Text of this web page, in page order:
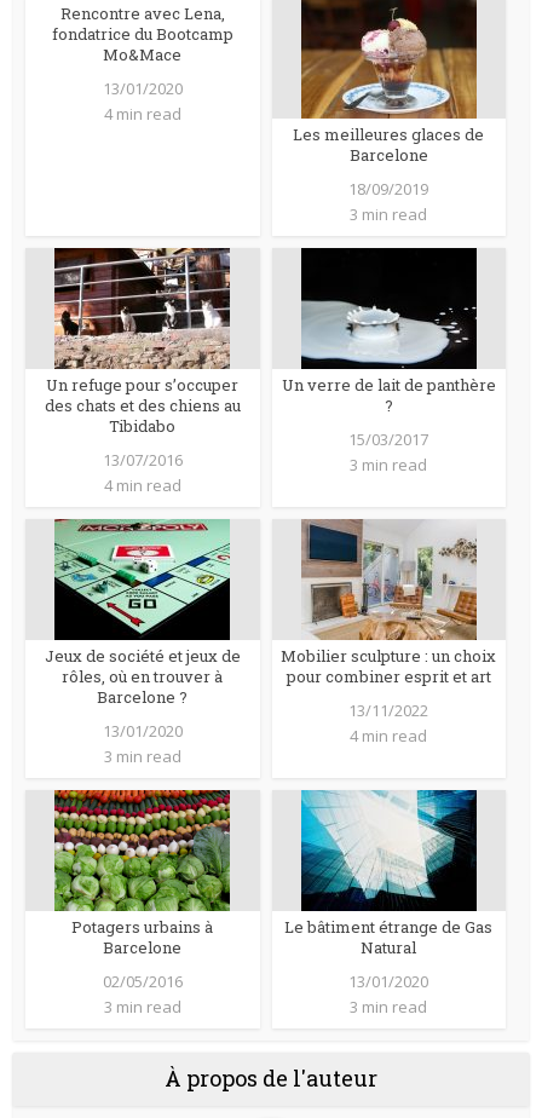
Rencontre avec Lena,
fondatrice du Bootcamp
Mo&Mace
13/01/2020
4 min read
Les meilleures glaces de
Barcelone
18/09/2019
3 min read
Un refuge pour s’occuper
des chats et des chiens au
Tibidabo
13/07/2016
4 min read
Un verre de lait de panthère
?
15/03/2017
3 min read
Jeux de société et jeux de
rôles, où en trouver à
Barcelone ?
13/01/2020
3 min read
Mobilier sculpture : un choix
pour combiner esprit et art
13/11/2022
4 min read
Potagers urbains à
Barcelone
02/05/2016
3 min read
Le bâtiment étrange de Gas
Natural
13/01/2020
3 min read
À propos de l'auteur